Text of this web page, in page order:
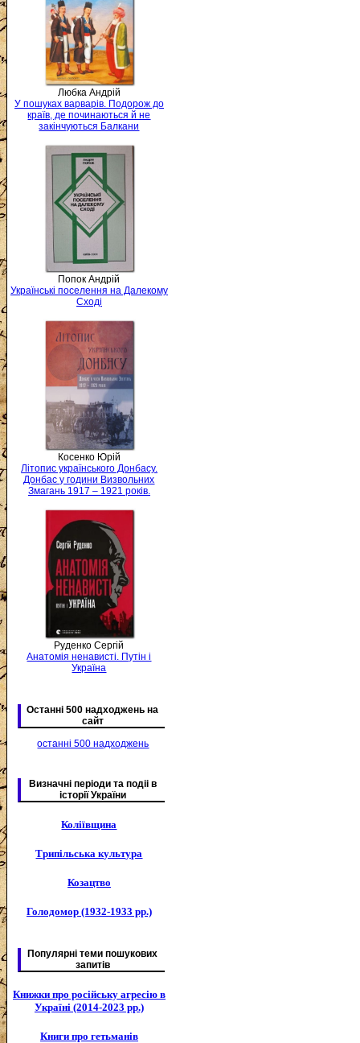
Любка Андрій
У пошуках варварів. Подорож до
країв, де починаються й не
закінчуються Балкани
Попок Андрій
Українські поселення на Далекому
Сході
Косенко Юрій
Літопис українського Донбасу.
Донбас у години Визвольних
Змагань 1917 – 1921 років.
Руденко Сергій
Анатомія ненависті. Путін і
Україна
Останні 500 надходжень на
сайт
останні 500 надходжень
Визначні періоди та подіі в
історії України
Коліївщина
Трипільська культура
Козацтво
Голодомор (1932-1933 рр.)
Популярні теми пошукових
запитів
Книжки про російську агресію в
Україні (2014-2023 рр.)
Книги про гетьманів